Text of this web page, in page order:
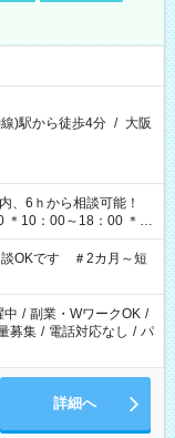
)駅から徒歩4分 / 大阪
6ｈから相談可能！
＊10：00～18：00 ＊
13：00～19：00
OKです ＃2カ月～短
中 / 副業・WワークOK /
募集 / 電話対応なし / パ
詳細へ